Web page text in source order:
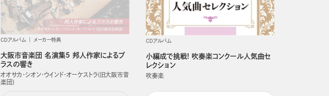
CDアルバム メーカー特典
大阪市音楽団 名演集5 邦人作家によるブ
ラスの響き
オオサカ・シオン・ウインド・オーケストラ(旧大阪市音
楽団)
CDアルバム
小編成で挑戦! 吹奏楽コンクール人気曲セ
レクション
吹奏楽